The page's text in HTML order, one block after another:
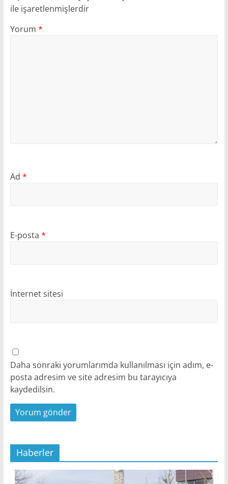
ile işaretlenmişlerdir
Yorum *
Ad *
E-posta *
İnternet sitesi
Daha sonraki yorumlarımda kullanılması için adım, e-
posta adresim ve site adresim bu tarayıcıya
kaydedilsin.
Haberler